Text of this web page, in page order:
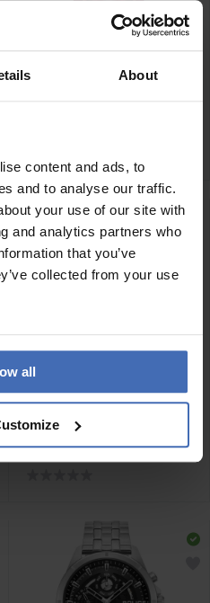
About
content and ads, to
and to analyse our traffic.
your use of our site with
and analytics partners who
that you’ve
collected from your use
all
CHF 379.00
Police Skeletor -
PEWJR0005905